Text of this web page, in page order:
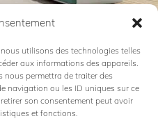
utilisons des technologies telles
aux informations des appareils.
nous permettra de traiter des
navigation ou les ID uniques sur ce
son consentement peut avoir
et fonctions.